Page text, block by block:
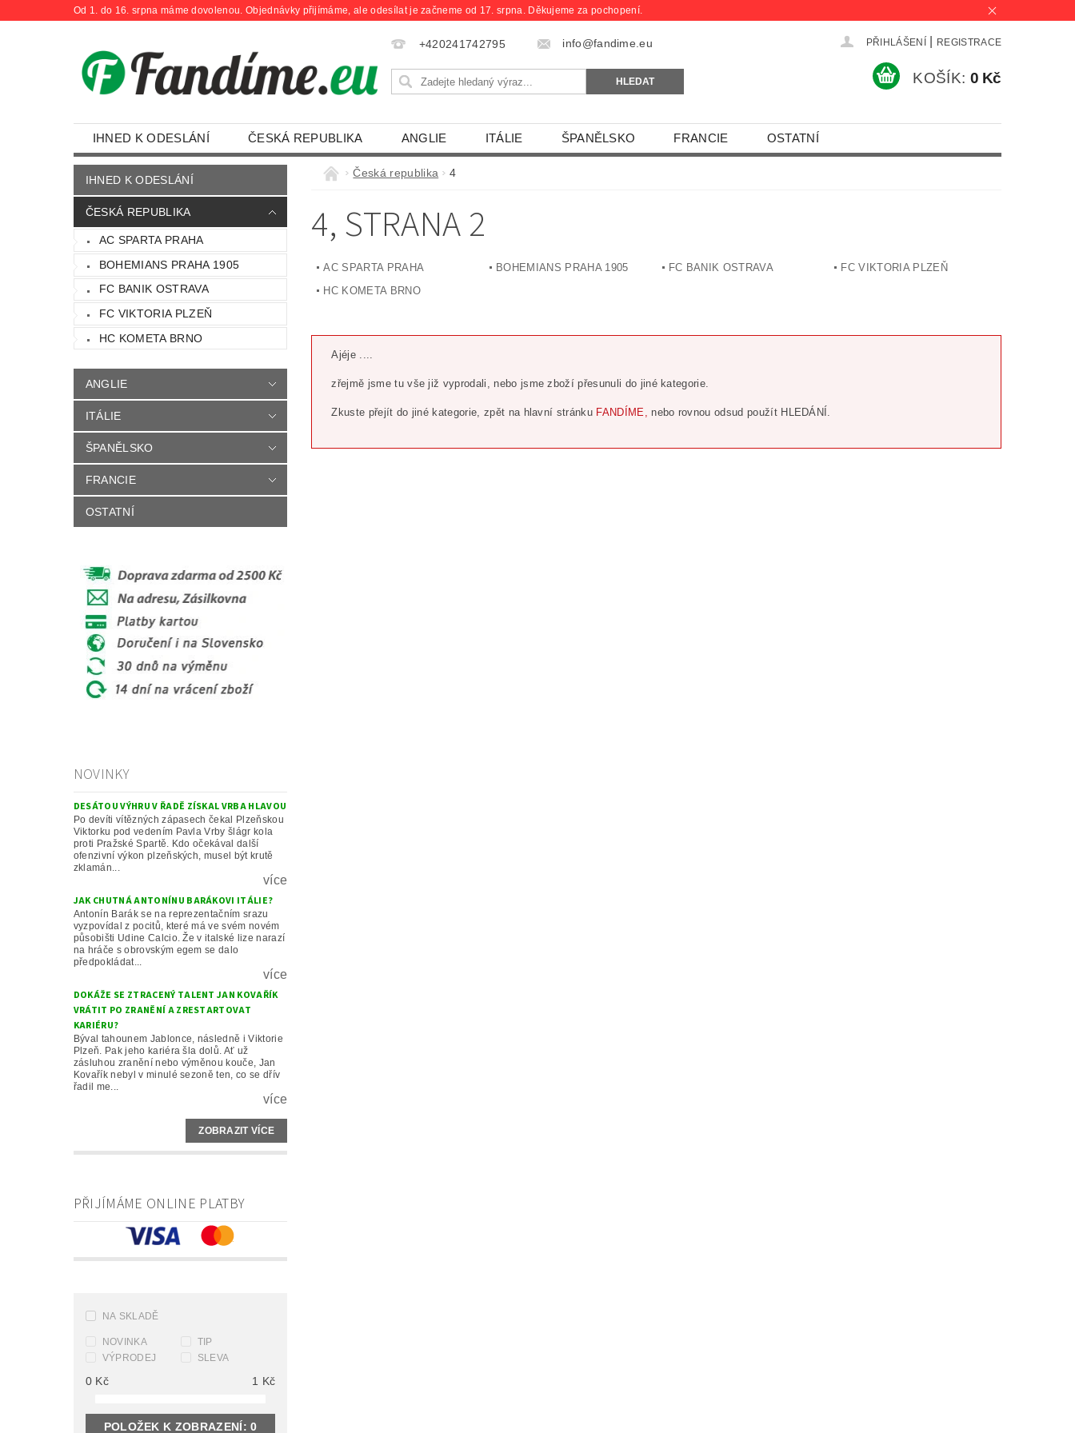
Od 1. do 16. srpna máme dovolenou. Objednávky přijímáme, ale odesílat je začneme od 17. srpna. Děkujeme za pochopení.
+420241742795 info@fandime.eu PŘIHLÁŠENÍ REGISTRACE
KOŠÍK: 0 Kč
IHNED K ODESLÁNÍ ČESKÁ REPUBLIKA ANGLIE ITÁLIE ŠPANĚLSKO FRANCIE OSTATNÍ
OBCHODNÍ PODMÍNKY KONTAKTY
IHNED K ODESLÁNÍ
ČESKÁ REPUBLIKA
AC SPARTA PRAHA
BOHEMIANS PRAHA 1905
FC BANIK OSTRAVA
FC VIKTORIA PLZEŇ
HC KOMETA BRNO
ANGLIE
ITÁLIE
ŠPANĚLSKO
FRANCIE
OSTATNÍ
NOVINKY
DESÁTOU VÝHRU V ŘADĚ ZÍSKAL VRBA HLAVOU
Po devíti vítězných zápasech čekal Plzeňskou
Viktorku pod vedením Pavla Vrby šlágr kola
proti Pražské Spartě. Kdo očekával další
ofenzivní výkon plzeňských, musel být krutě
zklamán...
více
JAK CHUTNÁ ANTONÍNU BARÁKOVI ITÁLIE?
Antonín Barák se na reprezentačním srazu
vyzpovídal z pocitů, které má ve svém novém
působišti Udine Calcio. Že v italské lize narazí
na hráče s obrovským egem se dalo
předpokládat...
více
DOKÁŽE SE ZTRACENÝ TALENT JAN KOVAŘÍK
VRÁTIT PO ZRANĚNÍ A ZRESTARTOVAT
KARIÉRU?
Býval tahounem Jablonce, následně i Viktorie
Plzeň. Pak jeho kariéra šla dolů. Ať už
zásluhou zranění nebo výměnou kouče, Jan
Kovařík nebyl v minulé sezoně ten, co se dřív
řadil me...
více
ZOBRAZIT VÍCE
PŘIJÍMÁME ONLINE PLATBY
NA SKLADĚ
NOVINKA
TIP
VÝPRODEJ
SLEVA
0 Kč 1 Kč
POLOŽEK K ZOBRAZENÍ:0
Česká republika 4
4, STRANA 2
AC SPARTA PRAHA BOHEMIANS PRAHA 1905 FC BANIK OSTRAVA
FC VIKTORIA PLZEŇ
HC KOMETA BRNO
Ajéje ....
zřejmě jsme tu vše již vyprodali, nebo jsme zboží přesunuli do jiné kategorie.
Zkuste přejít do jiné kategorie, zpět na hlavní stránku FANDÍME, nebo rovnou odsud použít HLEDÁNÍ.